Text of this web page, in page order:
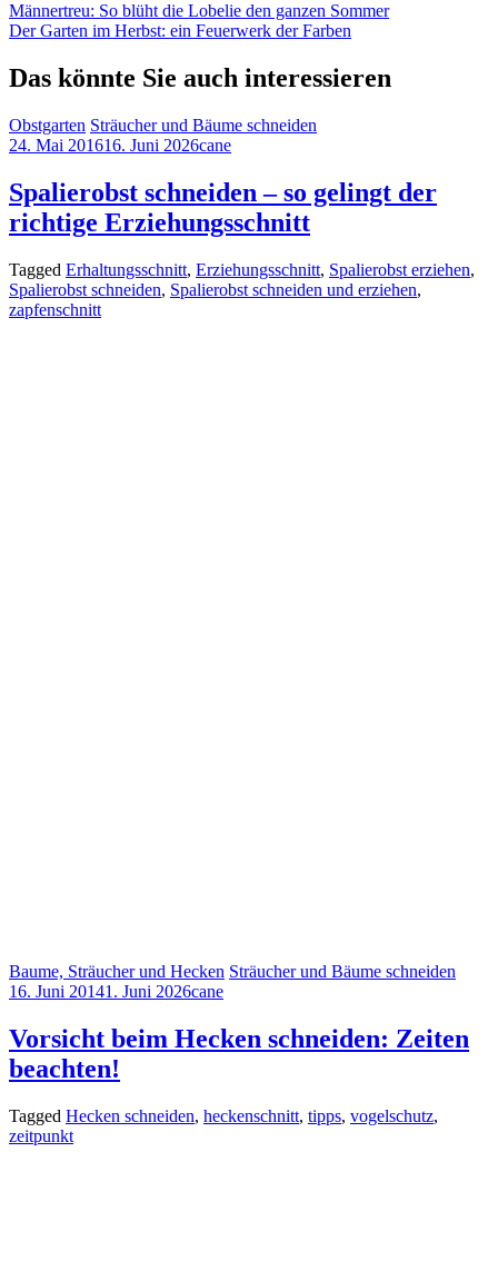
Männertreu: So blüht die Lobelie den ganzen Sommer
Der Garten im Herbst: ein Feuerwerk der Farben
Das könnte Sie auch interessieren
Obstgarten Sträucher und Bäume schneiden
24. Mai 201616. Juni 2026cane
Spalierobst schneiden – so gelingt der
richtige Erziehungsschnitt
Tagged Erhaltungsschnitt, Erziehungsschnitt, Spalierobst erziehen,
Spalierobst schneiden, Spalierobst schneiden und erziehen,
zapfenschnitt
Baume, Sträucher und Hecken Sträucher und Bäume schneiden
16. Juni 20141. Juni 2026cane
Vorsicht beim Hecken schneiden: Zeiten
beachten!
Tagged Hecken schneiden, heckenschnitt, tipps, vogelschutz,
zeitpunkt